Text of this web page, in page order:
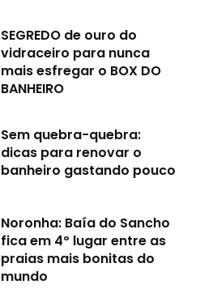
SEGREDO de ouro do
vidraceiro para nunca
mais esfregar o BOX DO
BANHEIRO
Sem quebra-quebra:
dicas para renovar o
banheiro gastando pouco
Noronha: Baía do Sancho
fica em 4º lugar entre as
praias mais bonitas do
mundo